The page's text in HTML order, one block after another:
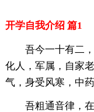
开学自我介绍 篇1
吾今一十有二
化人，军属，自家
气，身受风寒，中
吾粗通音律，